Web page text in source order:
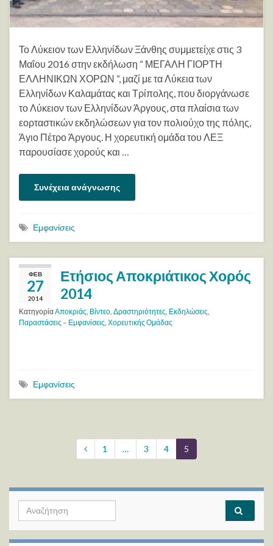
Το Λύκειον των Ελληνίδων Ξάνθης συμμετείχε στις 3
Μαΐου 2016 στην εκδήλωση “ ΜΕΓΑΛΗ ΓΙΟΡΤΗ
ΕΛΛΗΝΙΚΩΝ ΧΟΡΩΝ “, μαζί με τα Λύκεια των
Ελληνίδων Καλαμάτας και Τρίπολης, που διοργάνωσε
το Λύκειον των Ελληνίδων Άργους, στα πλαίσια των
εορταστικών εκδηλώσεων για τον πολιούχο της πόλης,
Άγιο Πέτρο Άργους. Η χορευτική ομάδα του ΛΕΞ
παρουσίασε χορούς και …
Συνέχεια ανάγνωσης
Εμφανίσεις
ΦΕΒ
27
2014
Ετήσιος Αποκριάτικος Χορός
2014
ΚατηγορίαΑποκριάς Βίντεο Δραστηριότητες Εκδηλώσεις
Παραστάσεις – Εμφανίσεις Χορευτικής Ομάδας
Εμφανίσεις
1 … 3 4 5
Search for: